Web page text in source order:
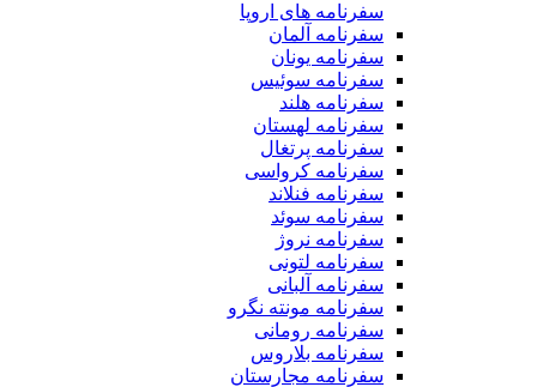
سفرنامه های اروپا
سفرنامه آلمان
سفرنامه یونان
سفرنامه سوئیس
سفرنامه هلند
سفرنامه لهستان
سفرنامه پرتغال
سفرنامه کرواسی
سفرنامه فنلاند
سفرنامه سوئد
سفرنامه نروژ
سفرنامه لتونی
سفرنامه آلبانی
سفرنامه مونته نگرو
سفرنامه رومانی
سفرنامه بلاروس
سفرنامه مجارستان